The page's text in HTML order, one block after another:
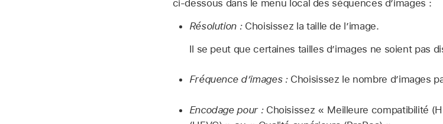
ci-dessous dans le menu local des séquences d’images :
Résolution :Choisissez la taille de l’image.
Il se peut que certaines tailles d’images ne soient pas
Fréquence d’images :Choisissez le nombre d’images
Encodage pour :Choisissez « Meilleure compatibilité